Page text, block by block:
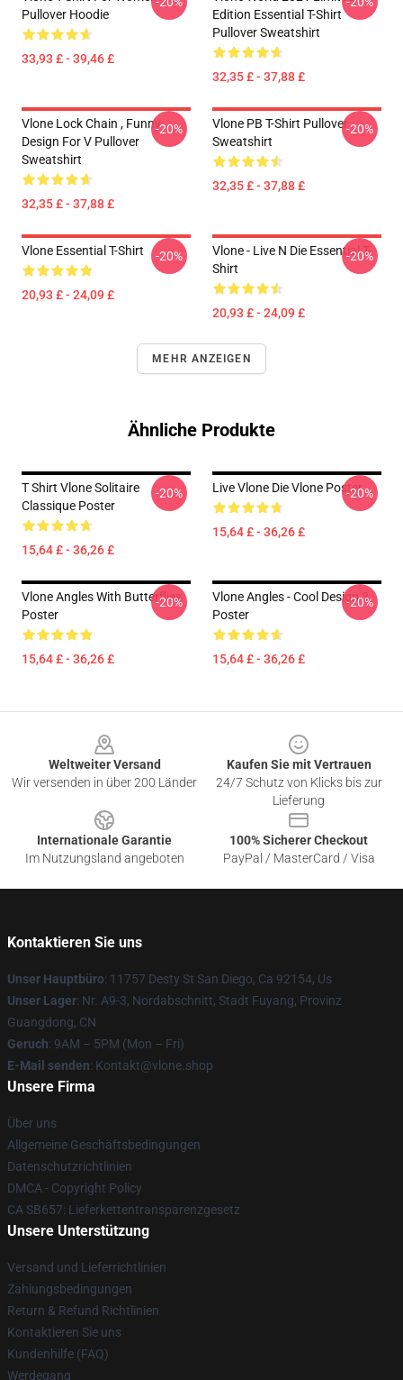
Pullover Hoodie
33,93 £ - 39,46 £
Edition Essential T-Shirt
Pullover Sweatshirt
32,35 £ - 37,88 £
Vlone Lock Chain , Funny
Design For V Pullover
Sweatshirt
32,35 £ - 37,88 £
-20%
Vlone PB T-Shirt Pullover
Sweatshirt
32,35 £ - 37,88 £
-20%
Vlone Essential T-Shirt
20,93 £ - 24,09 £
-20%
Vlone - Live N Die Essential T-
Shirt
20,93 £ - 24,09 £
-20%
MEHR ANZEIGEN
Ähnliche Produkte
T Shirt Vlone Solitaire
Classique Poster
15,64 £ - 36,26 £
-20% Live Vlone Die Vlone Poster
15,64 £ - 36,26 £
-20%
Vlone Angles With Butterflies
Poster
15,64 £ - 36,26 £
-20%
Vlone Angles - Cool Design 3
Poster
15,64 £ - 36,26 £
-20%
Weltweiter Versand
Wir versenden in über 200 Länder
Kaufen Sie mit Vertrauen
24/7 Schutz von Klicks bis zur
Lieferung
Internationale Garantie
Im Nutzungsland angeboten
100% Sicherer Checkout
PayPal / MasterCard / Visa
Kontaktieren Sie uns
Unser Hauptbüro: 11757 Desty St San Diego, Ca 92154, Us
Unser Lager: Nr. A9-3, Nordabschnitt, Stadt Fuyang, Provinz
Guangdong, CN
Geruch: 9AM – 5PM (Mon – Fri)
E-Mail senden: Kontakt@vlone.shop
Unsere Firma
Über uns
Allgemeine Geschäftsbedingungen
Datenschutzrichtlinien
DMCA - Copyright Policy
CA SB657: Lieferkettentransparenzgesetz
Unsere Unterstützung
Versand und Lieferrichtlinien
Zahlungsbedingungen
Return & Refund Richtlinien
Kontaktieren Sie uns
Kundenhilfe (FAQ)
Werdegang